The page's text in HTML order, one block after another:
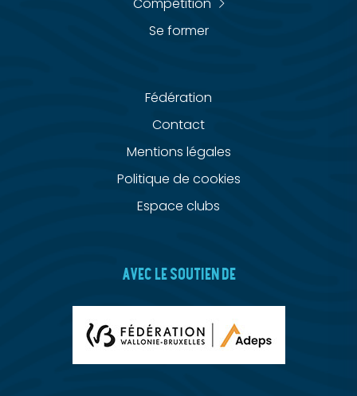
Se former
Fédération
Contact
Mentions légales
Politique de cookies
Espace clubs
AVEC LE SOUTIEN DE